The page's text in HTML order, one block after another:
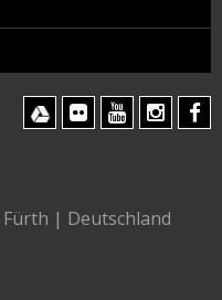
| Deutschland